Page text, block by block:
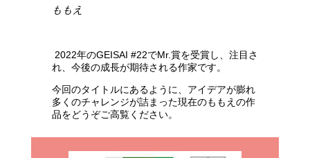
ももえ
2022年のGEISAI #22でMr.賞を受賞し、注目さ
れ、今後の成長が期待される作家です。
今回のタイトルにあるように、アイデアが膨れ
多くのチャレンジが詰まった現在のももえの作
品をどうぞご高覧ください。